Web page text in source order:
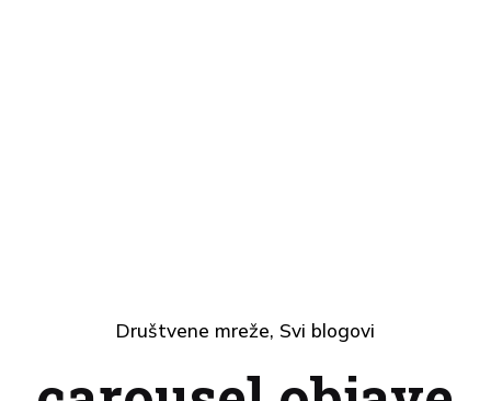
Društvene mreže Svi blogovi